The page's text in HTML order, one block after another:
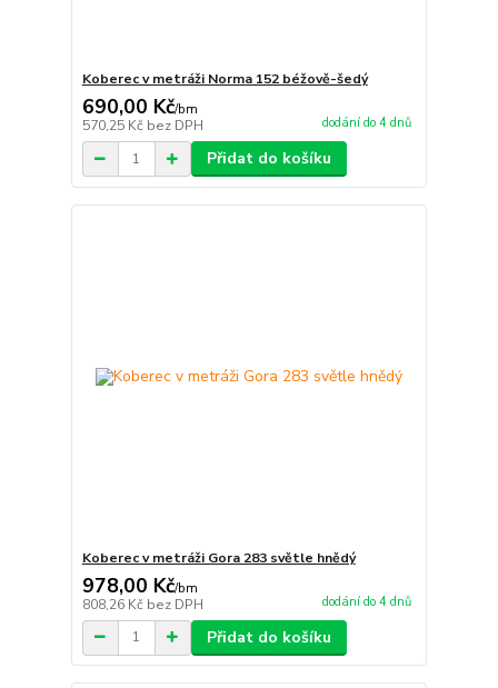
Koberec v metráži Norma 152 béžově-šedý
690,00 Kč/bm
570,25 Kč bez DPH dodání do 4 dnů
Přidat do košíku
Koberec v metráži Gora 283 světle hnědý
978,00 Kč/bm
808,26 Kč bez DPH dodání do 4 dnů
Přidat do košíku